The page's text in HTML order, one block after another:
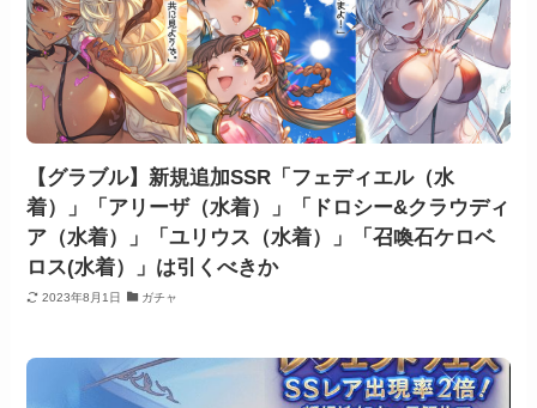
【グラブル】新規追加SSR「フェディエル（水
着）」「アリーザ（水着）」「ドロシー&クラウディ
ア（水着）」「ユリウス（水着）」「召喚石ケロベ
ロス(水着）」は引くべきか
2023年8月1日 ガチャ